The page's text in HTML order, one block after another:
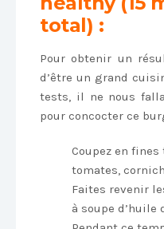
total) :
Pour obtenir un
d’être un grand
tests, il ne nous
pour concocter ce
Coupez en
tomates,
Faites revenir
à soupe d’huile